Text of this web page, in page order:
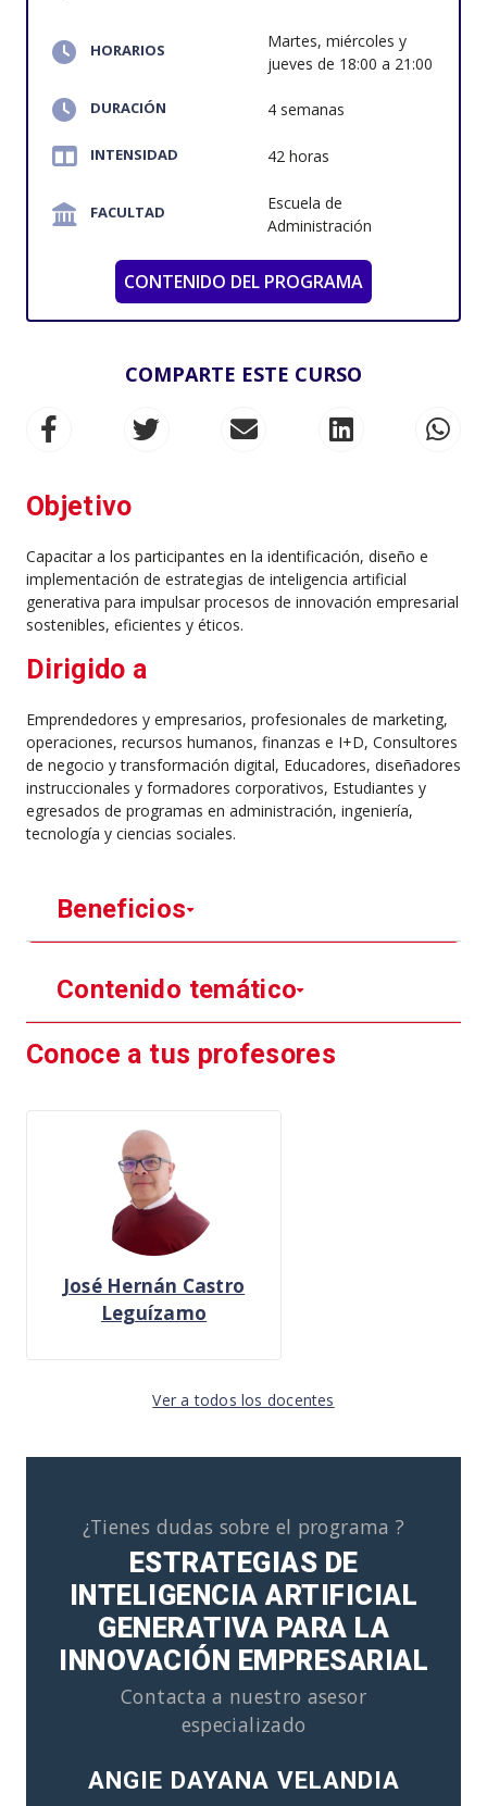
HORARIOS
Martes, miércoles y
jueves de 18:00 a 21:00
DURACIÓN 4 semanas
INTENSIDAD 42 horas
FACULTAD
Escuela de
Administración
CONTENIDO DEL PROGRAMA
COMPARTE ESTE CURSO
Objetivo
Capacitar a los participantes en la identificación, diseño e
implementación de estrategias de inteligencia artificial
generativa para impulsar procesos de innovación empresarial
sostenibles, eficientes y éticos.
Dirigido a
Emprendedores y empresarios, profesionales de marketing,
operaciones, recursos humanos, finanzas e I+D, Consultores
de negocio y transformación digital, Educadores, diseñadores
instruccionales y formadores corporativos, Estudiantes y
egresados de programas en administración, ingeniería,
tecnología y ciencias sociales.
Beneficios
Contenido temático
Conoce a tus profesores
José Hernán Castro
Leguízamo
Ver a todos los docentes
¿Tienes dudas sobre el programa ?
ESTRATEGIAS DE
INTELIGENCIA ARTIFICIAL
GENERATIVA PARA LA
INNOVACIÓN EMPRESARIAL
Contacta a nuestro asesor
especializado
ANGIE DAYANA VELANDIA